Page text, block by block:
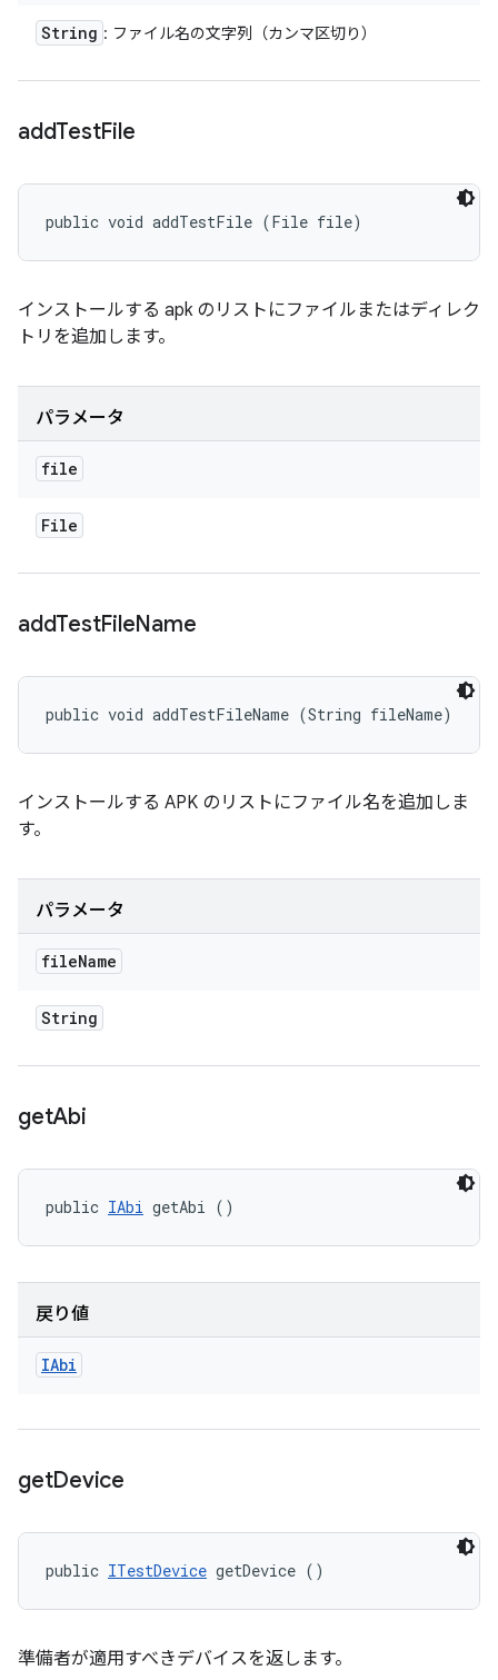
String : ファイル名の文字列（カンマ区切り）
addTestFile
public void addTestFile (File file)
インストールする apk のリストにファイルまたはディレク
トリを追加します。
パラメータ
file
File
addTestFileName
public void addTestFileName (String fileName)
インストールする APK のリストにファイル名を追加しま
す。
パラメータ
fileName
String
getAbi
public IAbi getAbi ()
戻り値
IAbi
getDevice
public ITestDevice getDevice ()
準備者が適用すべきデバイスを返します。